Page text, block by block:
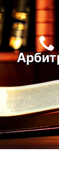
Перейти
к
содержимому